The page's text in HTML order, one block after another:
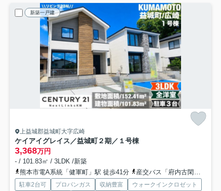
新築一戸建
上益城郡益城町大字広崎
ケイアイグレイス／益城町２期／１号棟
3,368万円
- / 101.83㎡ / 3LDK /新築
熊本市電A系統「健軍町」駅 徒歩41分
産交バス「府内古閑」バス停下車 徒歩11分
駐車2台可 プロパンガス 収納豊富
ウォークインクロゼット